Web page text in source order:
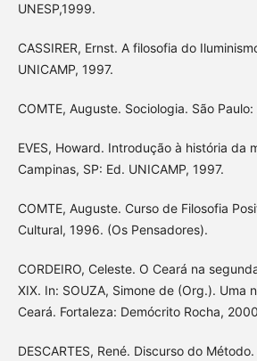
UNESP,1999.
CASSIRER, Ernst. A filosofia do
UNICAMP, 1997.
COMTE, Auguste. Sociologia. São
EVES, Howard. Introdução à história da
Campinas, SP: Ed. UNICAMP, 1997.
COMTE, Auguste. Curso de Filosofia
Cultural, 1996. (Os Pensadores).
CORDEIRO, Celeste. O Ceará na
XIX. In: SOUZA, Simone de (Org.). Uma
Ceará. Fortaleza: Demócrito Rocha,
DESCARTES, René. Discurso do